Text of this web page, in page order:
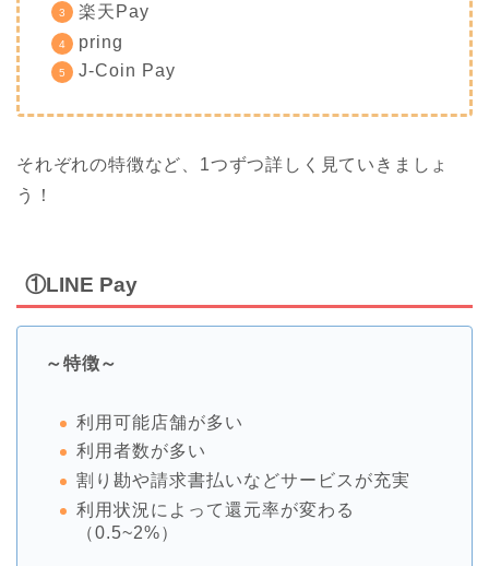
楽天Pay
pring
J-Coin Pay
それぞれの特徴など、1つずつ詳しく見ていきましょ
う！
①LINE Pay
～特徴～
利用可能店舗が多い
利用者数が多い
割り勘や請求書払いなどサービスが充実
利用状況によって還元率が変わる
（0.5~2%）